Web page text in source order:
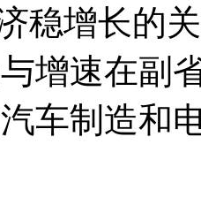
稳增长的
增速在副
车制造和